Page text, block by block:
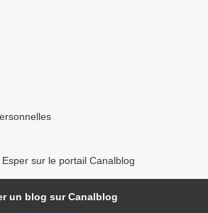
sur le portail Canalblog
un blog sur Canalblog